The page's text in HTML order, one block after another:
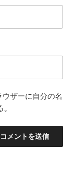
ザーに自分の名